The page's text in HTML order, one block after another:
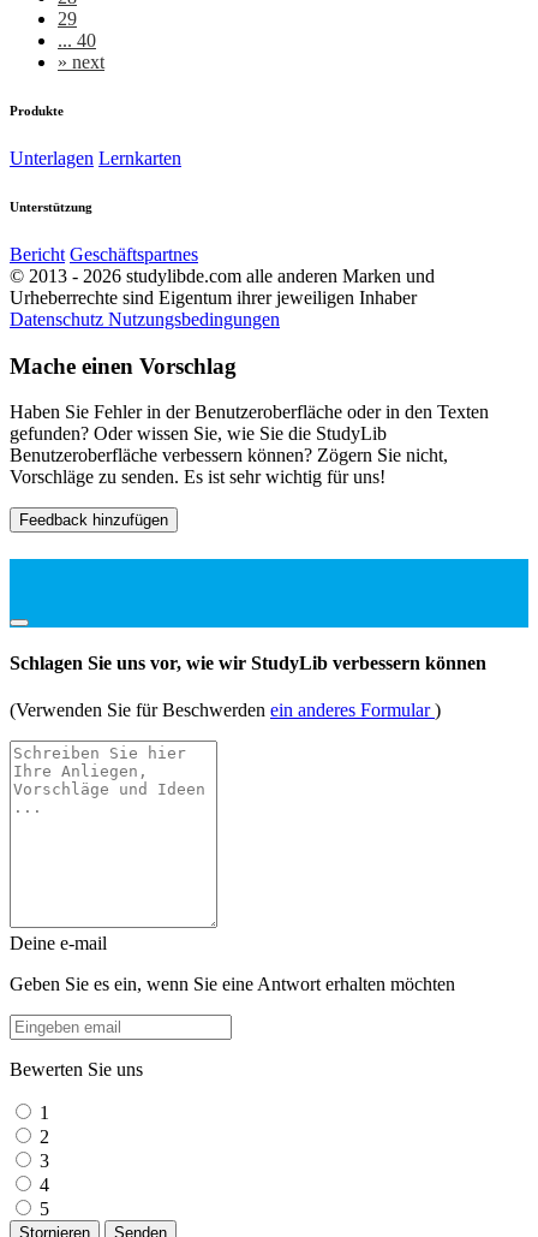
29
... 40
» next
Produkte
Unterlagen Lernkarten
Unterstützung
Bericht Geschäftspartnes
© 2013 - 2026 studylibde.com alle anderen Marken und
Urheberrechte sind Eigentum ihrer jeweiligen Inhaber
Datenschutz Nutzungsbedingungen
Mache einen Vorschlag
Haben Sie Fehler in der Benutzeroberfläche oder in den Texten
gefunden? Oder wissen Sie, wie Sie die StudyLib
Benutzeroberfläche verbessern können? Zögern Sie nicht,
Vorschläge zu senden. Es ist sehr wichtig für uns!
Feedback hinzufügen
Schlagen Sie uns vor, wie wir StudyLib verbessern können
(Verwenden Sie für Beschwerden ein anderes Formular)
Deine e-mail
Geben Sie es ein, wenn Sie eine Antwort erhalten möchten
Bewerten Sie uns
1
2
3
4
5
Stornieren Senden